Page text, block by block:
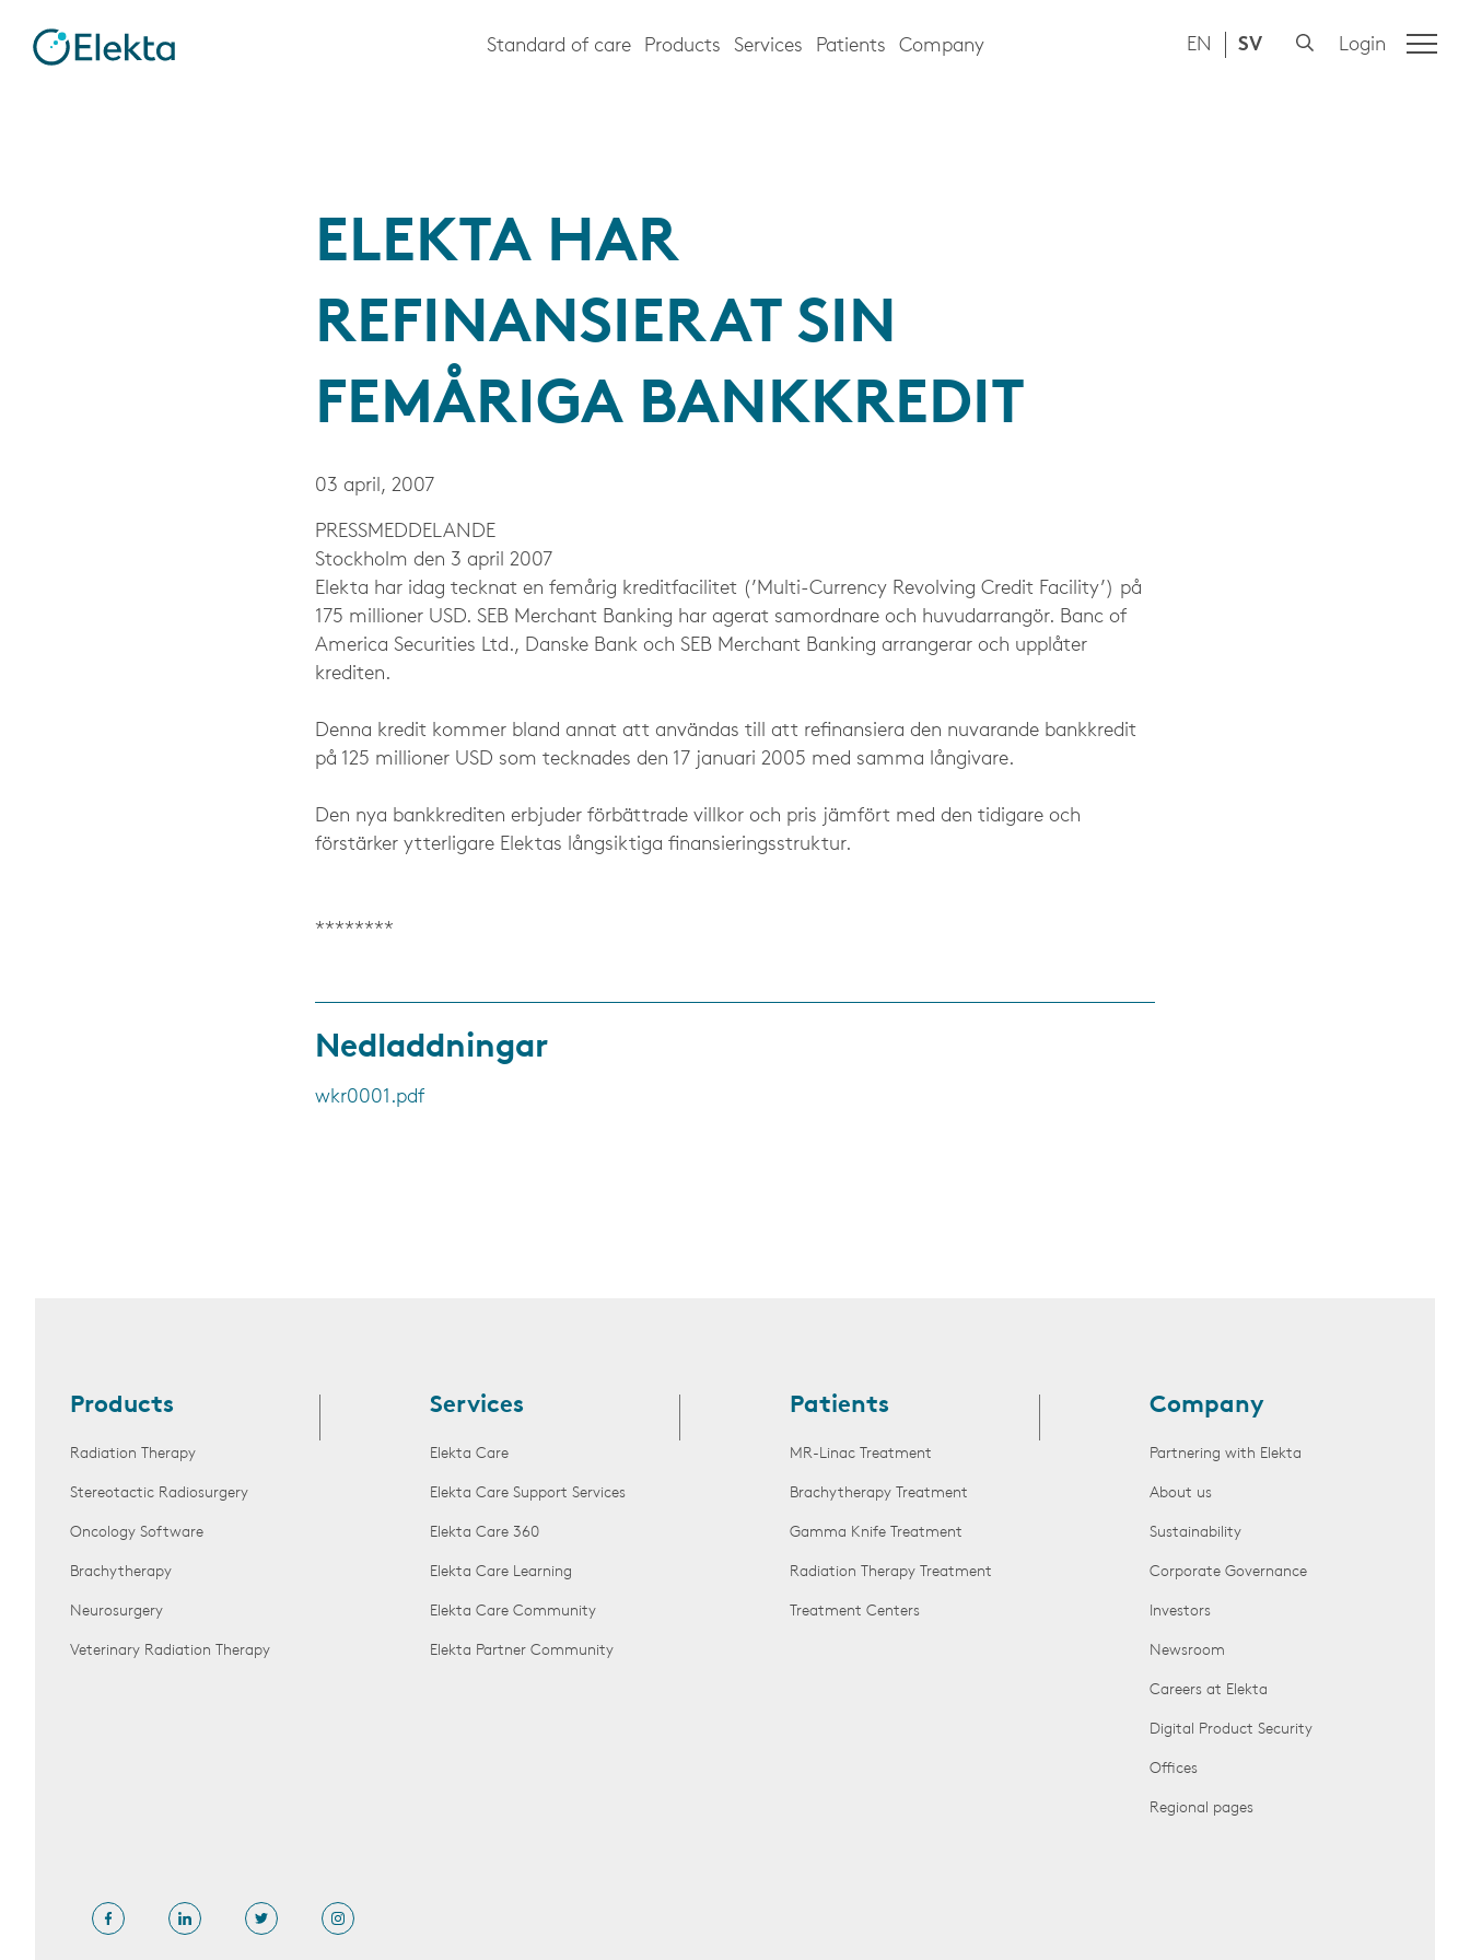
Standard of care Products Services Patients Company EN SV Login
ELEKTA HAR
REFINANSIERAT SIN
FEMÅRIGA BANKKREDIT
03 april, 2007
PRESS­MEDDELANDE
Stockholm den 3 april 2007
Elekta har idag tecknat en femårig kreditfacilitet (’Multi-Currency Revolving Credit Facility’) på
175 millioner USD. SEB Merchant Banking har agerat samordnare och huvudarrangör. Banc of
America Securities Ltd., Danske Bank och SEB Merchant Banking arrangerar och upplåter
krediten.
Denna kredit kommer bland annat att användas till att refinansiera den nuvarande bankkredit
på 125 millioner USD som tecknades den 17 januari 2005 med samma långivare.
Den nya bankkrediten erbjuder förbättrade villkor och pris jämfört med den tidigare och
förstärker ytterligare Elektas långsiktiga finansieringsstruktur.
********
Nedladdningar
wkr0001.pdf
Products
Radiation Therapy
Stereotactic Radiosurgery
Oncology Software
Brachytherapy
Neurosurgery
Veterinary Radiation Therapy
Services
Elekta Care
Elekta Care Support Services
Elekta Care 360
Elekta Care Learning
Elekta Care Community
Elekta Partner Community
Patients
MR-Linac Treatment
Brachytherapy Treatment
Gamma Knife Treatment
Radiation Therapy Treatment
Treatment Centers
Company
Partnering with Elekta
About us
Sustainability
Corporate Governance
Investors
Newsroom
Careers at Elekta
Digital Product Security
Offices
Regional pages